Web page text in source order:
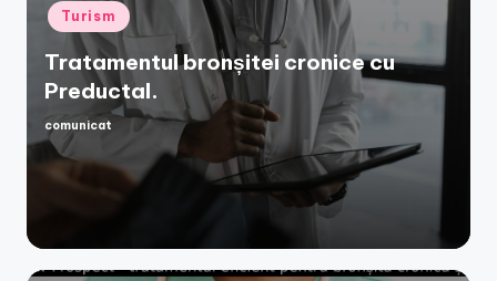
Posted
in
Turism
Tratamentul bronșitei cronice cu
Preductal.
Posted
by
comunicat